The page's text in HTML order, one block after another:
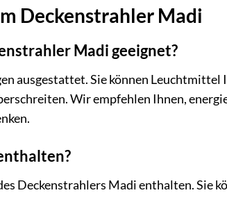
Deckenstrahler Madi
Madi geeignet?
ausgestattet. Sie können Leuchtmittel
Wir empfehlen Ihnen,
Deckenstrahlers Madi enthalten. Sie